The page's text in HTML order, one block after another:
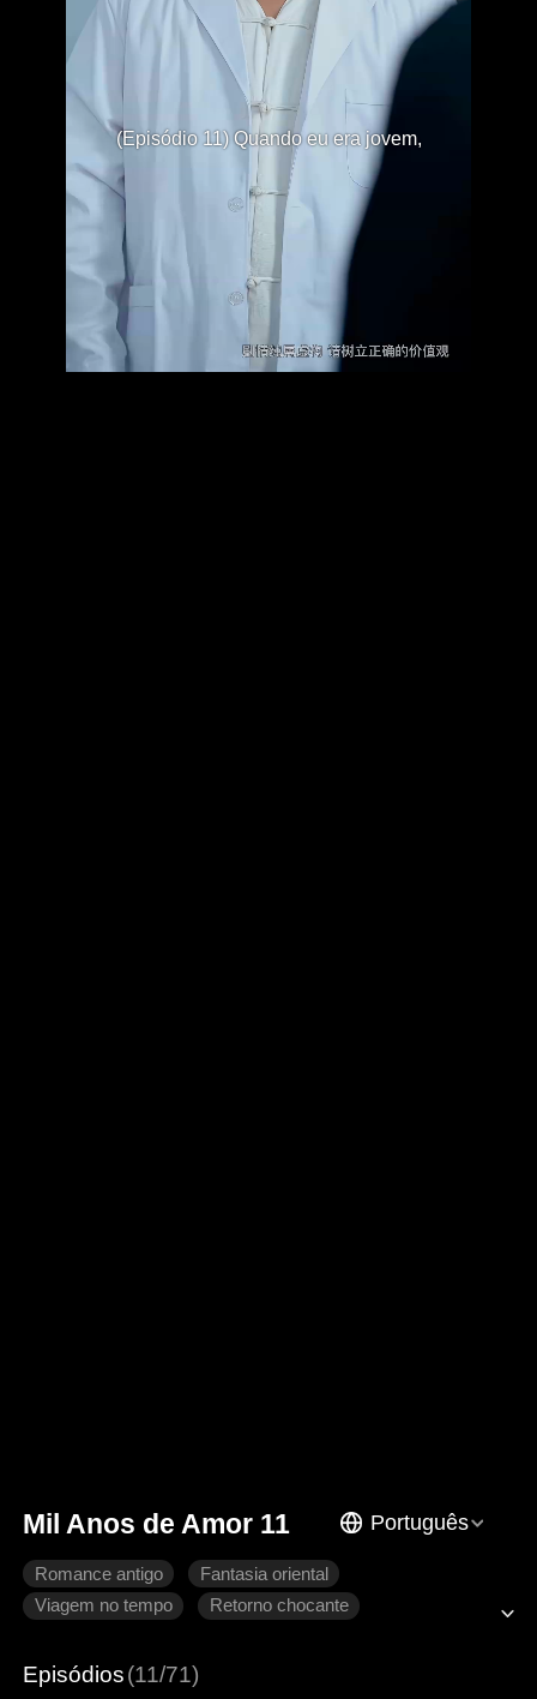
(Episódio 11) Quando eu era jovem,
Mil Anos de Amor 11 Português
Romance antigo
Fantasia oriental
Viagem no tempo
Retorno chocante
Episódios(11/71)